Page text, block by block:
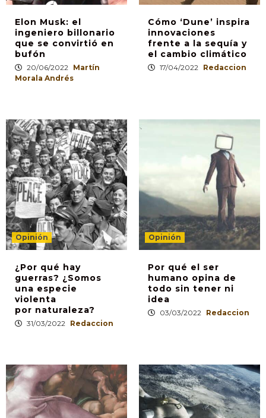
Elon Musk: el
ingeniero billonario
que se convirtió en
bufón
20/06/2022 Martín
Morala Andrés
Cómo ‘Dune’ inspira
innovaciones
frente a la sequía y
el cambio climático
17/04/2022 Redaccion
Opinión
¿Por qué hay
guerras? ¿Somos
una especie
violenta
por naturaleza?
31/03/2022 Redaccion
Opinión
Por qué el ser
humano opina de
todo sin tener ni
idea
03/03/2022 Redaccion